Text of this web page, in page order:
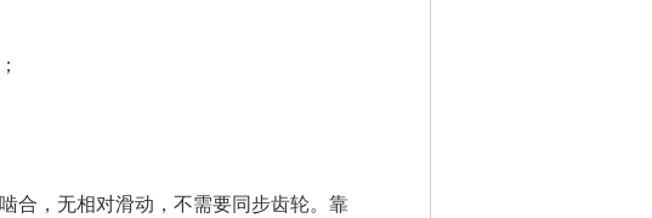
合，无相对滑动，不需要同步齿轮。靠